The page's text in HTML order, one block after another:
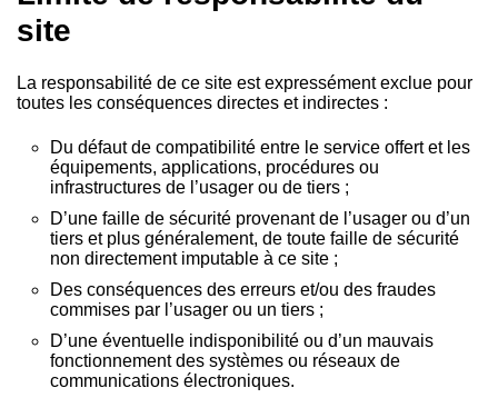
site
La responsabilité de ce site est expressément exclue pour
toutes les conséquences directes et indirectes :
Du défaut de compatibilité entre le service offert et les
équipements, applications, procédures ou
infrastructures de l’usager ou de tiers ;
D’une faille de sécurité provenant de l’usager ou d’un
tiers et plus généralement, de toute faille de sécurité
non directement imputable à ce site ;
Des conséquences des erreurs et/ou des fraudes
commises par l’usager ou un tiers ;
D’une éventuelle indisponibilité ou d’un mauvais
fonctionnement des systèmes ou réseaux de
communications électroniques.